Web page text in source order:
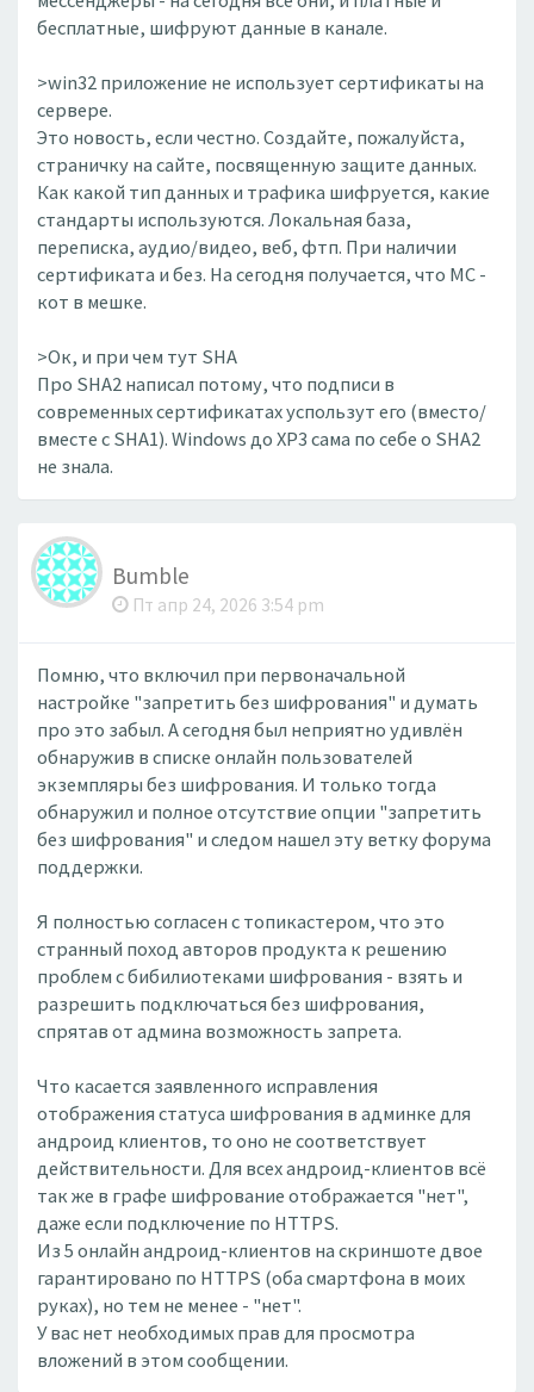
бесплатные, шифруют данные в канале.
>win32 приложение не использует сертификаты на
сервере.
Это новость, если честно. Создайте, пожалуйста,
страничку на сайте, посвященную защите данных.
Как какой тип данных и трафика шифруется, какие
стандарты используются. Локальная база,
переписка, аудио/видео, веб, фтп. При наличии
сертификата и без. На сегодня получается, что MC -
кот в мешке.
>Ок, и при чем тут SHA
Про SHA2 написал потому, что подписи в
современных сертификатах успользут его (вместо/
вместе с SHA1). Windows до XP3 сама по себе о SHA2
не знала.
Bumble
Пт апр 24, 2026 3:54 pm
Помню, что включил при первоначальной
настройке "запретить без шифрования" и думать
про это забыл. А сегодня был неприятно удивлён
обнаружив в списке онлайн пользователей
экземпляры без шифрования. И только тогда
обнаружил и полное отсутствие опции "запретить
без шифрования" и следом нашел эту ветку форума
поддержки.
Я полностью согласен с топикастером, что это
странный поход авторов продукта к решению
проблем с бибилиотеками шифрования - взять и
разрешить подключаться без шифрования,
спрятав от админа возможность запрета.
Что касается заявленного исправления
отображения статуса шифрования в админке для
андроид клиентов, то оно не соответствует
действительности. Для всех андроид-клиентов всё
так же в графе шифрование отображается "нет",
даже если подключение по HTTPS.
Из 5 онлайн андроид-клиентов на скриншоте двое
гарантировано по HTTPS (оба смартфона в моих
руках), но тем не менее - "нет".
У вас нет необходимых прав для просмотра
вложений в этом сообщении.